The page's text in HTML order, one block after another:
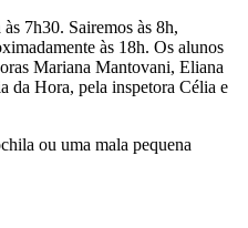
7h30. Sairemos às 8h,
às 18h. Os alunos
Mariana Mantovani, Eliana
da Hora, pela inspetora Célia e
ou uma mala pequena